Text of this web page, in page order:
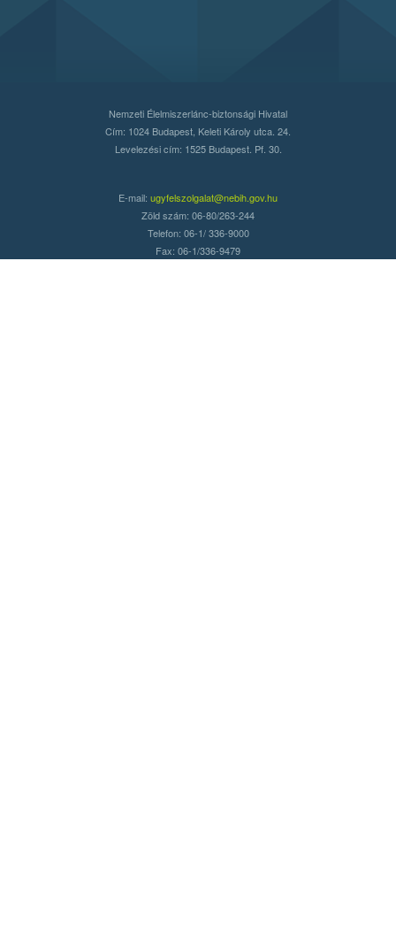
Nemzeti Élelmiszerlánc-biztonsági Hivatal
Cím: 1024 Budapest, Keleti Károly utca. 24.
Levelezési cím: 1525 Budapest. Pf. 30.
E-mail: ugyfelszolgalat@nebih.gov.hu
Zöld szám: 06-80/263-244
Telefon: 06-1/ 336-9000
Fax: 06-1/336-9479